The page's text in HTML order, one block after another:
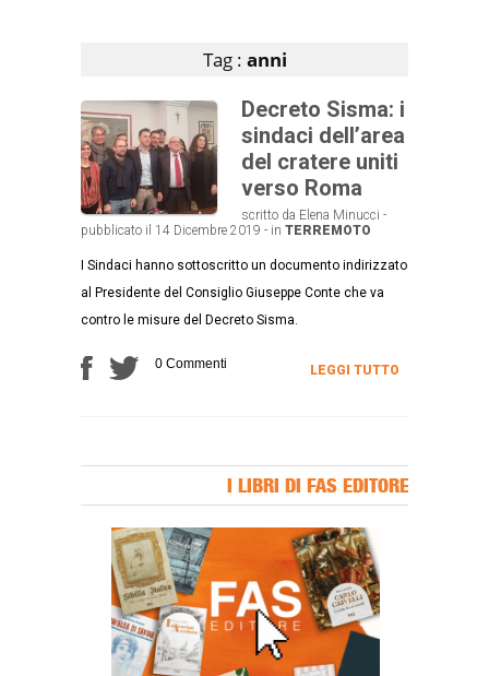
Tag : anni
Decreto Sisma: i
sindaci dell’area
del cratere uniti
verso Roma
scritto da Elena Minucci -
pubblicato il 14 Dicembre 2019 - in TERREMOTO
I Sindaci hanno sottoscritto un documento indirizzato
al Presidente del Consiglio Giuseppe Conte che va
contro le misure del Decreto Sisma.
0 Commenti LEGGI TUTTO
I LIBRI DI FAS EDITORE